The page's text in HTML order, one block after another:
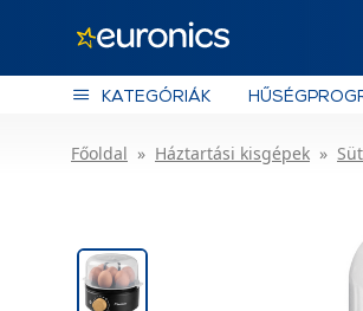
KATEGÓRIÁK
Főoldal Háztartási kisgépek